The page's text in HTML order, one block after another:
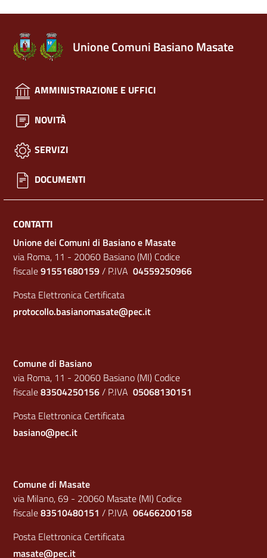
Unione Comuni Basiano Masate
AMMINISTRAZIONE E UFFICI
NOVITÀ
SERVIZI
DOCUMENTI
CONTATTI
Unione dei Comuni di Basiano e Masate
via Roma, 11 - 20060 Basiano (MI) Codice
fiscale91551680159/ P.IVA 04559250966
Posta Elettronica Certificata
protocollo.basianomasate@pec.it
Comune di Basiano
via Roma, 11 - 20060 Basiano (MI) Codice
fiscale83504250156/ P.IVA 05068130151
Posta Elettronica Certificata
basiano@pec.it
Comune di Masate
via Milano, 69 - 20060 Masate (MI) Codice
fiscale83510480151 / P.IVA 06466200158
Posta Elettronica Certificata
masate@pec.it